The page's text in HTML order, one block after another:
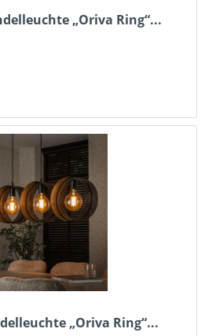
„Oriva Ring“...
„Oriva Ring“...